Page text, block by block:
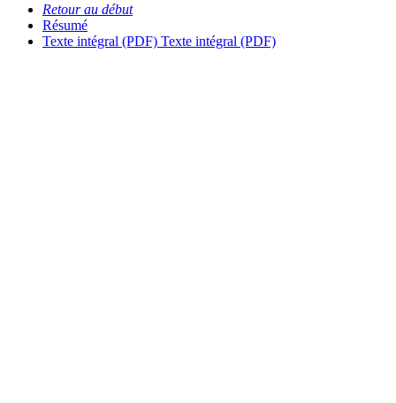
Retour au début
Résumé
Texte intégral (PDF) Texte intégral (PDF)